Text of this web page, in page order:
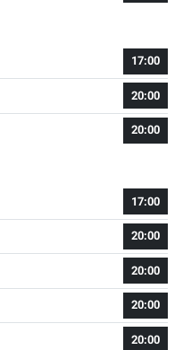
17:00
20:00
20:00
17:00
20:00
20:00
20:00
20:00